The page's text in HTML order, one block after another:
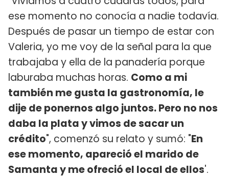
ese momento no conocía a nadie todavía.
Después de pasar un tiempo de estar con
Valeria, yo me voy de la señal para la que
trabajaba y ella de la panadería porque
laburaba muchas horas. Como a mi
también me gusta la gastronomía, le
dije de ponernos algo juntos. Pero no nos
daba la plata y vimos de sacar un
crédito", comenzó su relato y sumó: "En
ese momento, apareció el marido de
Samanta y me ofreció el local de ellos'.